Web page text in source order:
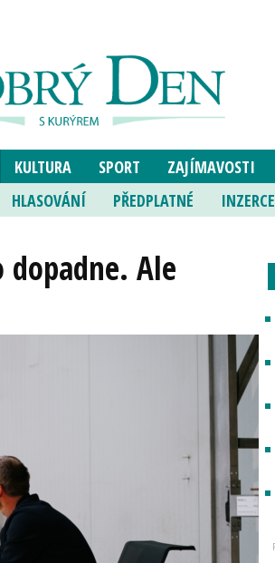
KULTURA SPORT ZAJÍMAVOSTI
HLASOVÁNÍ PŘEDPLATNÉ INZERCE
Ale